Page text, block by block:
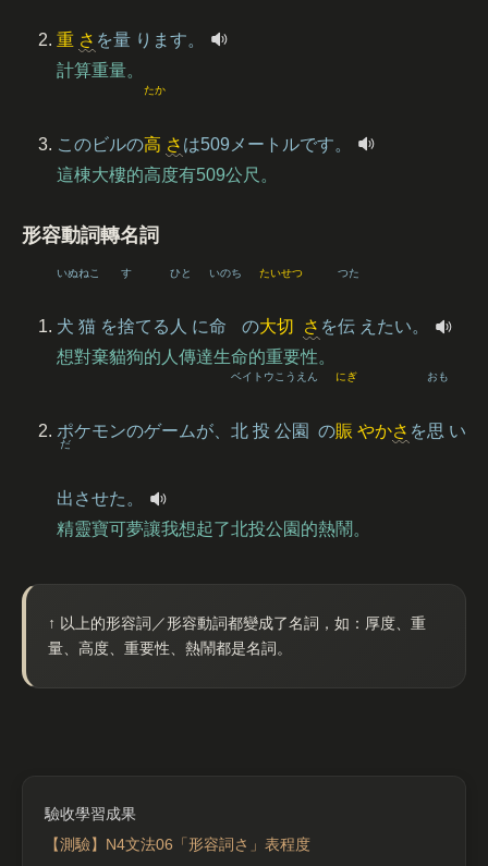
重 さ を量 ります。
計算重量。
このビルの高
たか
さ は509メートルです。
這棟大樓的高度有509公尺。
形容動詞轉名詞
犬
いぬ
猫
ねこ
を捨
す
てる 人
ひと
に命
いのち
の大切
たいせつ
さ を伝
つた
えたい。
想對棄貓狗的人傳達生命的重要性。
ポケモンのゲームが、 北
ベイ
投
トウ
公園
こうえん
の賑
にぎ
やかさ を思
おも
い
出
だ
させた。
精靈寶可夢讓我想起了北投公園的熱鬧。
↑ 以上的形容詞／形容動詞都變成了名詞，如：厚度、重
量、高度、重要性、熱鬧都是名詞。
【測驗】N4文法06「形容詞さ」表程度